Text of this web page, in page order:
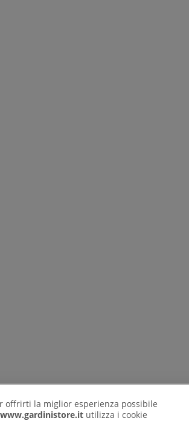
offrirti la miglior esperienza possibile
www.gardinistore.it utilizza i cookie